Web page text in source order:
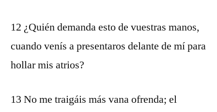
12 ¿Quién demanda esto de vuestras manos,
cuando venís a presentaros delante de mí para
hollar mis atrios?
13 No me traigáis más vana ofrenda; el